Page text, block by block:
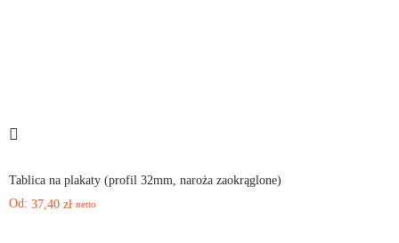
Tablica na plakaty (profil 32mm, naroża zaokrąglone)
Od: 37,40 zł netto